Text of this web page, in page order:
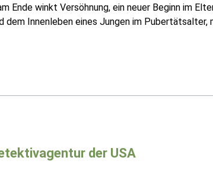
Ende winkt Versöhnung, ein neuer Beginn im
Innenleben eines Jungen im Pubertätsalter,
der USA